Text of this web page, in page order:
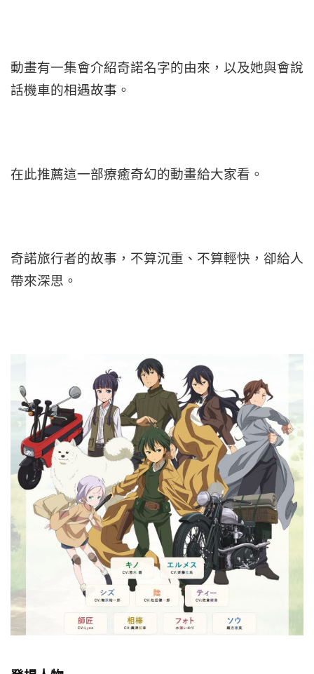
動畫有一集會介紹奇諾名字的由來，以及她與會說
話機車的相遇故事。
在此推薦這一部療癒奇幻的動畫給大家看。
奇諾旅行者的故事，不算沉重、不算輕快，卻給人
帶來深思。